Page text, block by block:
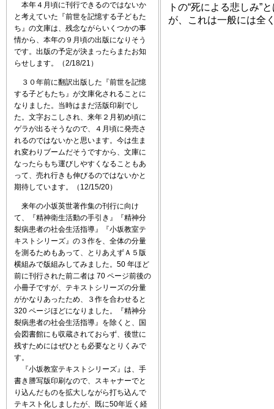
本年４月頃に刊行できるのではないか
と考えていた『前世を記憶する子どもた
ち』の文庫は、残念ながらいくつかの事
情から、本年の９月頃の出版になりそう
です。出版の予定が決まったらまたお知
らせします。（2/18/21）
３０年前に翻訳出版した『前世を記憶
する子どもたち』が文庫化されることに
なりました。当時はまだ活版印刷でし
た。文字おこしされ、来年２月初め頃に
ゲラが出るそうなので、４月頃に発売さ
れるのではないかと思います。今は生ま
れ変わりブームだそうですから、文庫に
なったらもち運びしやすくなることもあ
って、売れ行きも伸びるのではないかと
期待しています。（12/15/20）
来年の小坂英世著作集の刊行に向け
て、『精神衛生活動の手引き』『精神分
裂病患者の社会生活指導』『小坂教室テ
キストシリーズ』の３作を、全体の分量
を測るためもあって、とりあえずＡ５版
横組みで版組みしてみました。50 年ほど
前に刊行された前二者は 70 ページ前後の
小冊子ですが、テキストシリーズの分量
がかなりあったため、３作を合わせると
320 ページほどになりました。『精神分
裂病患者の社会生活指導』を除くと、国
会図書館にも収蔵されておらず、後世に
残すためにはぜひとも必要なとりくみで
す。
『小坂教室テキストシリーズ』は、手
書き謄写版印刷なので、スキャナーでと
り込んだものを拡大しながら打ち込んで
テキスト化しましたが、既に50年近く経
トの“死による悲しみ”
が、これは一般には